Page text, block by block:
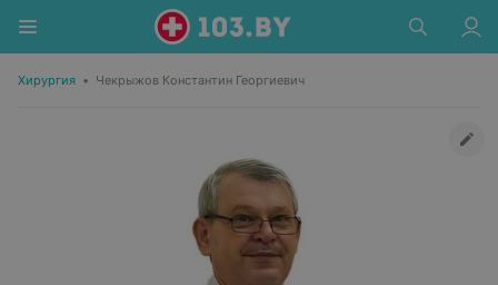
Хирургия • Чекрыжов Константин Георгиевич